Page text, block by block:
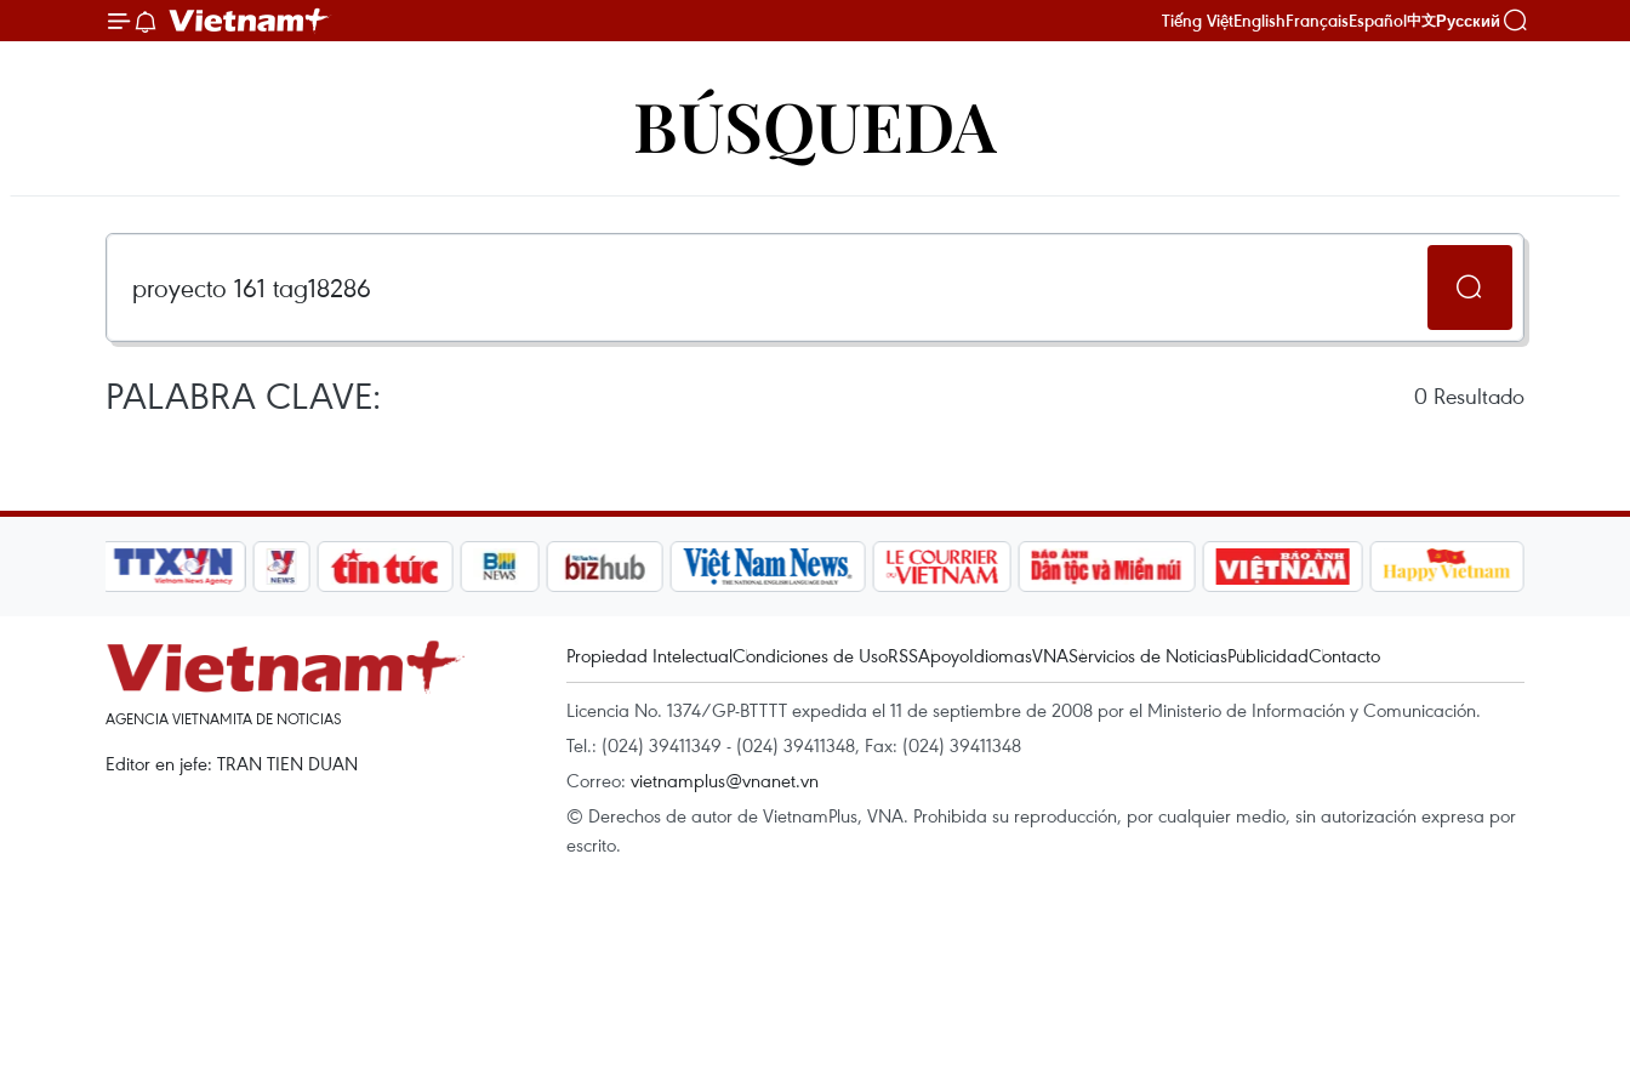
Tiếng ViệtEnglishFrançaisEspañol中文Русский
BÚSQUEDA
PALABRA CLAVE: 0 Resultado
AGENCIA VIETNAMITA DE NOTICIAS
Editor en jefe: TRAN TIEN DUAN
Propiedad IntelectualCondiciones de UsoRSSApoyoIdiomasVNAServicios de NoticiasPublicidadContacto
Licencia No. 1374/GP-BTTTT expedida el 11 de septiembre de 2008 por el Ministerio de Información y Comunicación.
Tel.: (024) 39411349 - (024) 39411348, Fax: (024) 39411348
Correo: vietnamplus@vnanet.vn
© Derechos de autor de VietnamPlus, VNA. Prohibida su reproducción, por cualquier medio, sin autorización expresa por
escrito.